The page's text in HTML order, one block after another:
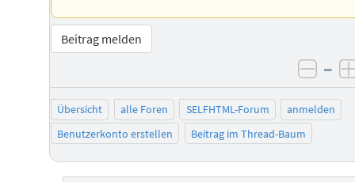
Beitrag melden
–
Übersicht alle Foren SELFHTML-Forum
anmelden
Benutzerkonto erstellen
Beitrag im Thread-Baum